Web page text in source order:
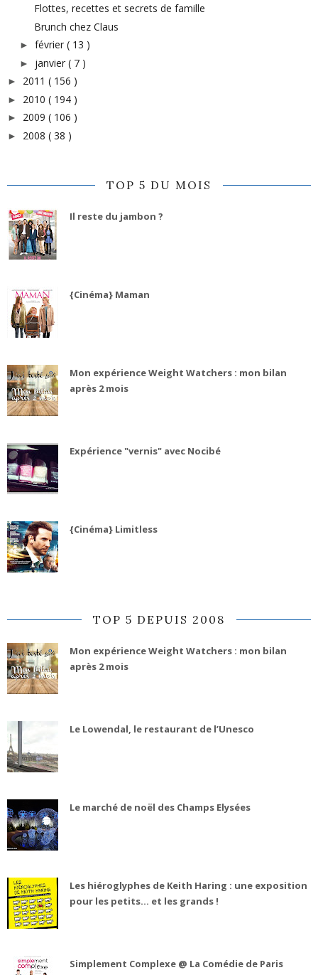
Flottes, recettes et secrets de famille
Brunch chez Claus
► février ( 13 )
► janvier ( 7 )
► 2011 ( 156 )
► 2010 ( 194 )
► 2009 ( 106 )
► 2008 ( 38 )
TOP 5 DU MOIS
Il reste du jambon ?
{Cinéma} Maman
Mon expérience Weight Watchers : mon bilan
après 2 mois
Expérience "vernis" avec Nocibé
{Cinéma} Limitless
TOP 5 DEPUIS 2008
Mon expérience Weight Watchers : mon bilan
après 2 mois
Le Lowendal, le restaurant de l’Unesco
Le marché de noël des Champs Elysées
Les hiéroglyphes de Keith Haring : une exposition
pour les petits... et les grands !
Simplement Complexe @ La Comédie de Paris